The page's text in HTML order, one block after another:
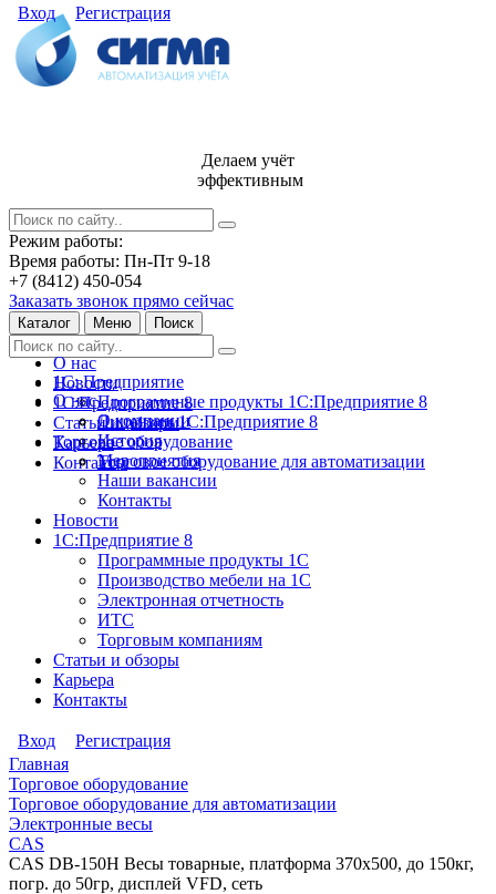
Вход Регистрация
Делаем учёт
эффективным
Режим работы:
Время работы: Пн-Пт 9-18
+7 (8412) 450-054
Заказать звонок прямо сейчас
Каталог Меню Поиск
О нас
Новости
1С:Предприятие 8
Статьи и обзоры
Карьера
Контакты
1С: Предприятие
Программные продукты 1С:Предприятие 8
Лицензии 1С:Предприятие 8
Торговое оборудование
Торговое оборудование для автоматизации
О нас
О компании
История
Мероприятия
Наши вакансии
Контакты
Новости
1С:Предприятие 8
Программные продукты 1С
Производство мебели на 1С
Электронная отчетность
ИТС
Торговым компаниям
Статьи и обзоры
Карьера
Контакты
Вход
Регистрация
Главная
Торговое оборудование
Торговое оборудование для автоматизации
Электронные весы
CAS
CAS DB-150H Весы товарные, платформа 370х500, до 150кг,
погр. до 50гр, дисплей VFD, сеть